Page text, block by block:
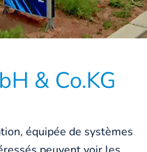
& Co.KG
équipée de systèmes